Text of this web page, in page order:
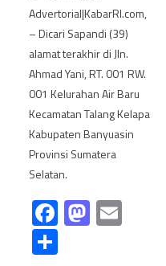
Advertorial|KabarRI.com,
– Dicari Sapandi (39)
alamat terakhir di Jln.
Ahmad Yani, RT. 001 RW.
001 Kelurahan Air Baru
Kecamatan Talang Kelapa
Kabupaten Banyuasin
Provinsi Sumatera
Selatan.
Facebook